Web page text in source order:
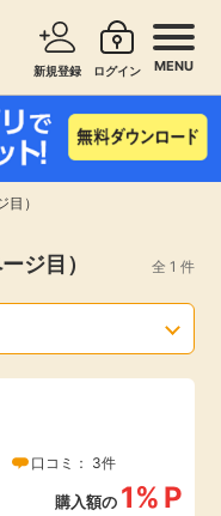
新規登録 ログイン MENU
）
ョッピングで探す
ジ目） 全 1 件
口コミ： 3件
購入額の 1% P